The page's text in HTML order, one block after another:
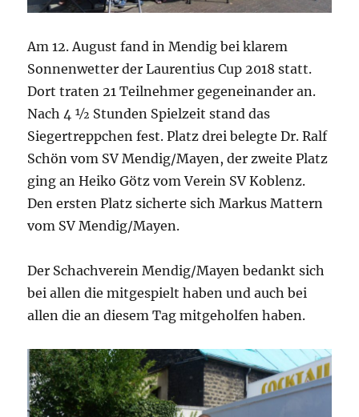
Am 12. August fand in Mendig bei klarem
Sonnenwetter der Laurentius Cup 2018 statt.
Dort traten 21 Teilnehmer gegeneinander an.
Nach 4 ½ Stunden Spielzeit stand das
Siegertreppchen fest. Platz drei belegte Dr. Ralf
Schön vom SV Mendig/Mayen, der zweite Platz
ging an Heiko Götz vom Verein SV Koblenz.
Den ersten Platz sicherte sich Markus Mattern
vom SV Mendig/Mayen.
Der Schachverein Mendig/Mayen bedankt sich
bei allen die mitgespielt haben und auch bei
allen die an diesem Tag mitgeholfen haben.